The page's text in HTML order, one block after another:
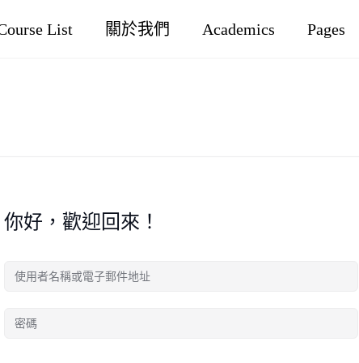
List 關於我們 Academics Pages
你好，歡迎回來！